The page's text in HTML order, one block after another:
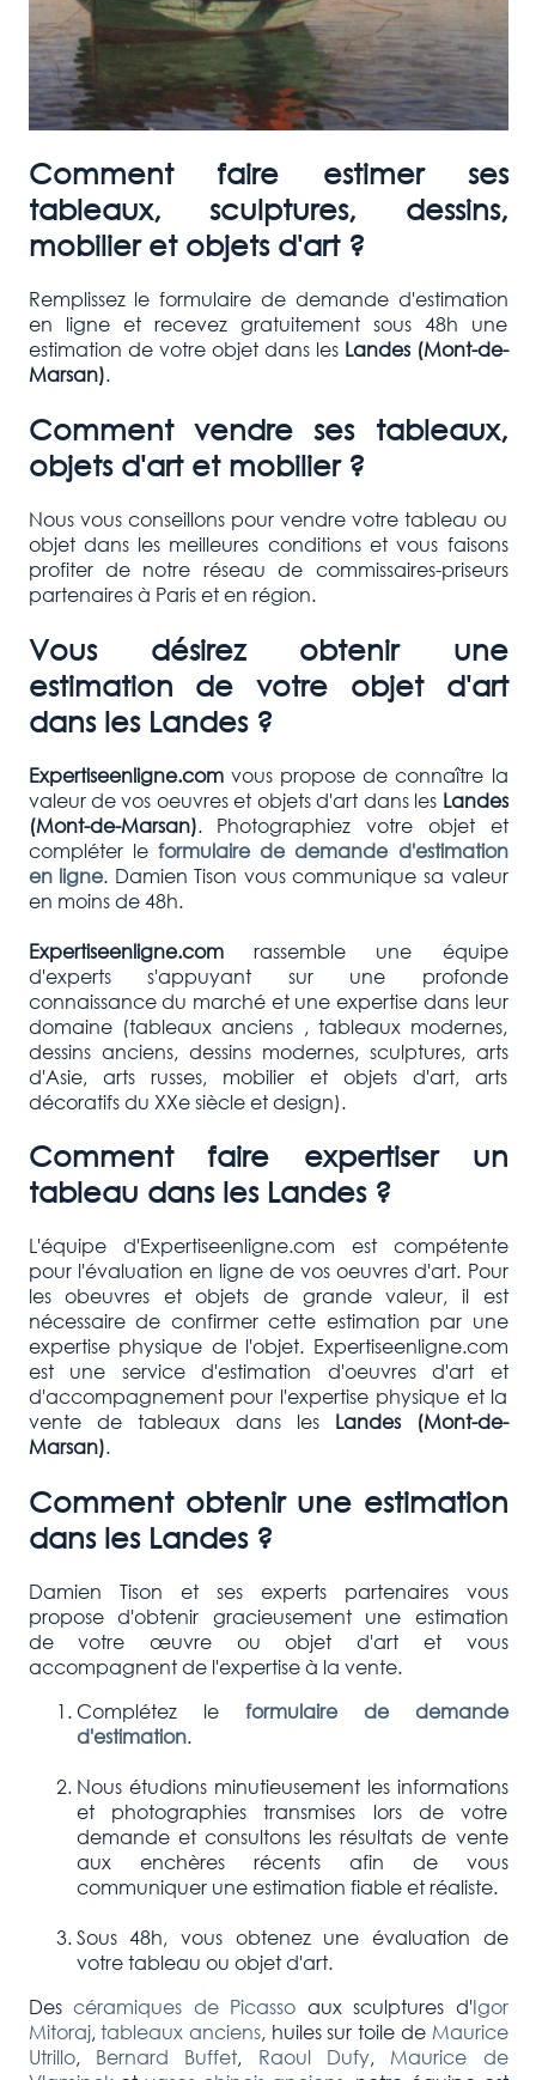
Comment faire estimer ses
tableaux, sculptures, dessins,
mobilier et objets d'art ?
Remplissez le formulaire de demande d'estimation
en ligne et recevez gratuitement sous 48h une
estimation de votre objet dans les Landes (Mont-de-
Marsan).
Comment vendre ses tableaux,
objets d'art et mobilier ?
Nous vous conseillons pour vendre votre tableau ou
objet dans les meilleures conditions et vous faisons
profiter de notre réseau de commissaires-priseurs
partenaires à Paris et en région.
Vous désirez obtenir une
estimation de votre objet d'art
dans les Landes ?
Expertiseenligne.comvous propose de connaître la
valeur de vos oeuvres et objets d'art dans les Landes
(Mont-de-Marsan). Photographiez votre objet et
compléter le formulaire de demande d'estimation
en ligne. Damien Tison vous communique sa valeur
en moins de 48h.
Expertiseenligne.comrassemble une équipe
d'experts s'appuyant sur une profonde
connaissance du marché et une expertise dans leur
domaine (tableaux anciens , tableaux modernes,
dessins anciens, dessins modernes, sculptures, arts
d'Asie, arts russes, mobilier et objets d'art, arts
décoratifs du XXe siècle et design).
Comment faire expertiser un
tableau dans les Landes ?
L'équipe d'Expertiseenligne.com est compétente
pour l'évaluation en ligne de vos oeuvres d'art. Pour
les obeuvres et objets de grande valeur, il est
nécessaire de confirmer cette estimation par une
expertise physique de l'objet. Expertiseenligne.com
est une service d'estimation d'oeuvres d'art et
d'accompagnement pour l'expertise physique et la
vente de tableaux dans les Landes (Mont-de-
Marsan).
Comment obtenir une estimation
dans les Landes ?
Damien Tison et ses experts partenaires vous
propose d'obtenir gracieusement une estimation
de votre œuvre ou objet d'art et vous
accompagnent de l'expertise à la vente.
Complétez le formulaire de demande
d'estimation.
Nous étudions minutieusement les informations
et photographies transmises lors de votre
demande et consultons les résultats de vente
aux enchères récents afin de vous
communiquer une estimation fiable et réaliste.
Sous 48h, vous obtenez une évaluation de
votre tableau ou objet d'art.
Des céramiques de Picasso aux sculptures d'Igor
Mitoraj,tableaux anciens, huiles sur toile de Maurice
Utrillo, Bernard Buffet, Raoul Dufy, Maurice de